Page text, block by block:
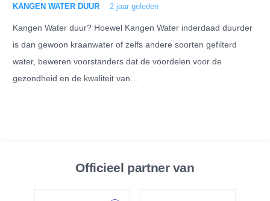
KANGEN WATER DUUR 2 jaar geleden
Kangen Water duur? Hoewel Kangen Water inderdaad duurder
is dan gewoon kraanwater of zelfs andere soorten gefilterd
water, beweren voorstanders dat de voordelen voor de
gezondheid en de kwaliteit van…
Officieel partner van